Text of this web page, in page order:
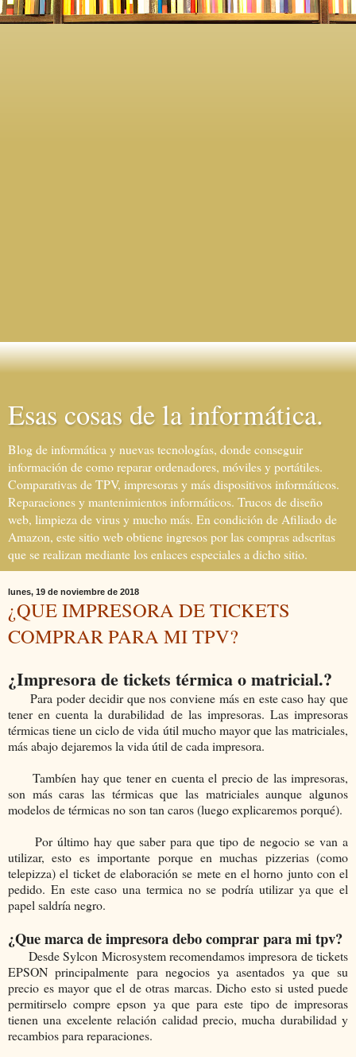
Esas cosas de la informática.
Blog de informática y nuevas tecnologías, donde conseguir
información de como reparar ordenadores, móviles y portátiles.
Comparativas de TPV, impresoras y más dispositivos informáticos.
Reparaciones y mantenimientos informáticos. Trucos de diseño
web, limpieza de virus y mucho más. En condición de Afiliado de
Amazon, este sitio web obtiene ingresos por las compras adscritas
que se realizan mediante los enlaces especiales a dicho sitio.
lunes, 19 de noviembre de 2018
¿QUE IMPRESORA DE TICKETS
COMPRAR PARA MI TPV?
¿Impresora de tickets térmica o matricial.?
Para poder decidir que nos conviene más en este caso hay que
tener en cuenta la durabilidad de las impresoras. Las impresoras
térmicas tiene un ciclo de vida útil mucho mayor que las matriciales,
más abajo dejaremos la vida útil de cada impresora.
Tambíen hay que tener en cuenta el precio de las impresoras,
son más caras las térmicas que las matriciales aunque algunos
modelos de térmicas no son tan caros (luego explicaremos porqué).
Por último hay que saber para que tipo de negocio se van a
utilizar, esto es importante porque en muchas pizzerias (como
telepizza) el ticket de elaboración se mete en el horno junto con el
pedido. En este caso una termica no se podría utilizar ya que el
papel saldría negro.
¿Que marca de impresora debo comprar para mi tpv?
Desde Sylcon Microsystem recomendamos impresora de tickets
EPSON principalmente para negocios ya asentados ya que su
precio es mayor que el de otras marcas. Dicho esto si usted puede
permitirselo compre epson ya que para este tipo de impresoras
tienen una excelente relación calidad precio, mucha durabilidad y
recambios para reparaciones.